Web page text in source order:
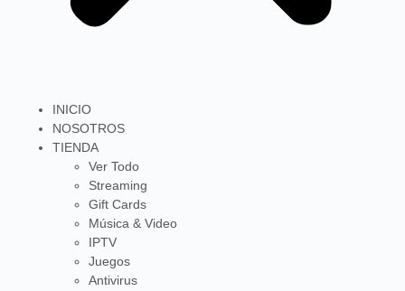
INICIO
NOSOTROS
TIENDA
Ver Todo
Streaming
Gift Cards
Música & Video
IPTV
Juegos
Antivirus